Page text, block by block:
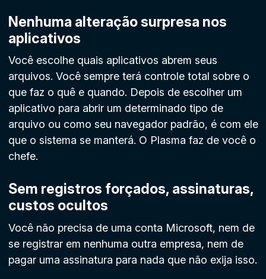
Nenhuma alteração surpresa nos
aplicativos
Você escolhe quais aplicativos abrem seus
arquivos. Você sempre terá controle total sobre o
que faz o quê e quando. Depois de escolher um
aplicativo para abrir um determinado tipo de
arquivo ou como seu navegador padrão, é com ele
que o sistema se manterá. O Plasma faz de você o
chefe.
Sem registros forçados, assinaturas,
custos ocultos
Você não precisa de uma conta Microsoft, nem de
se registrar em nenhuma outra empresa, nem de
pagar uma assinatura para nada que não exija isso.